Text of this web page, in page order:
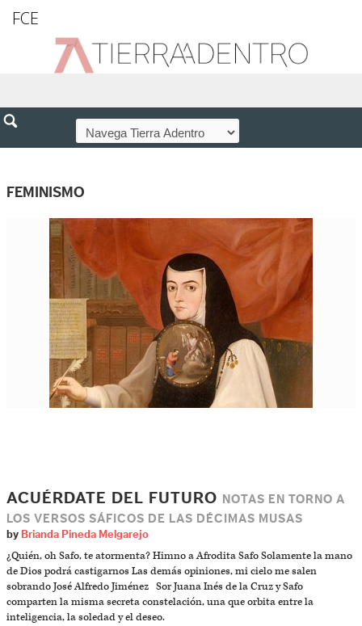
FCE
FEMINISMO
ACUÉRDATE DEL FUTURO
NOTAS EN TORNO A
LOS VERSOS SÁFICOS DE LAS DÉCIMAS MUSAS
by Brianda Pineda Melgarejo
¿Quién, oh Safo, te atormenta? Himno a Afrodita Safo Solamente la mano
de Dios podrá castigarnos Las demás opiniones, mi cielo me salen
sobrando José Alfredo Jiménez Sor Juana Inés de la Cruz y Safo
comparten la misma secreta constelación, una que orbita entre la
inteligencia, la soledad y el deseo.